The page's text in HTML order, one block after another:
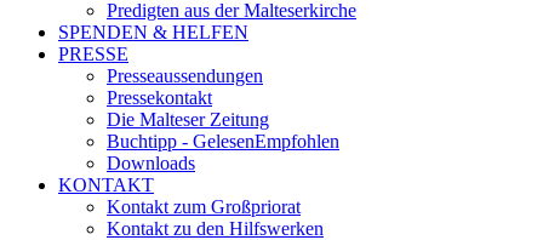
Predigten aus der Malteserkirche
SPENDEN & HELFEN
PRESSE
Presseaussendungen
Pressekontakt
Die Malteser Zeitung
Buchtipp - GelesenEmpfohlen
Downloads
KONTAKT
Kontakt zum Großpriorat
Kontakt zu den Hilfswerken